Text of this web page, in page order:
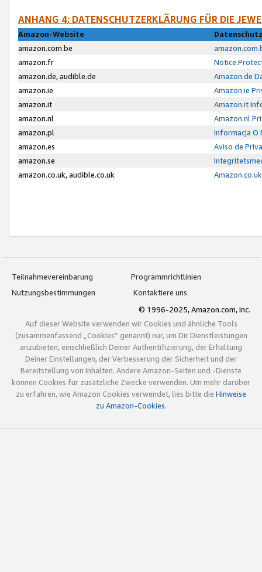
ANHANG 4: DATENSCHUTZERKLÄRUNG FÜR DIE
Amazon-Website
amazon.com.be
amazon.fr
amazon.de, audible.de
Amazon.de
amazon.ie
Amazon.ie
amazon.it
Amazon.it
amazon.nl
Amazon.nl
amazon.pl
Informacja O
amazon.es
Aviso de
amazon.se
amazon.co.uk, audible.co.uk
Teilnahmevereinbarung
Programmrichtlinien
Nutzungsbestimmungen
Kontaktiere uns
© 1996-2025, Amazon.com, Inc.
Auf dieser Website verwenden wir Cookies und ähnliche Tools
(zusammenfassend „Cookies“ genannt) nur, um Dir Dienstleistungen
anzubieten, einschließlich Deiner Authentifizierung, der Erhaltung
Deiner Einstellungen, der Verbesserung der Sicherheit und der
Bereitstellung von Inhalten. Andere Amazon-Seiten und -Dienste
können Cookies für zusätzliche Zwecke verwenden. Um mehr darüber
zu erfahren, wie Amazon Cookies verwendet, lies bitte die Hinweise
zu Amazon-Cookies.